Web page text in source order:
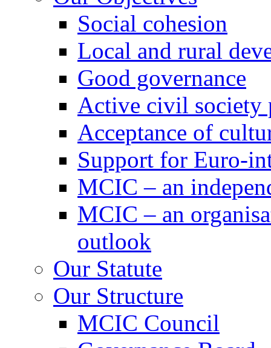
Social cohesion
Local and rural
Good governance
Active civil society
Acceptance of
Support for Euro-
MCIC – an
MCIC – an
outlook
Our Statute
Our Structure
MCIC Council